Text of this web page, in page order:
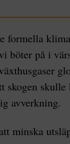
formella
böter på i
skogen
avverkning.
minska